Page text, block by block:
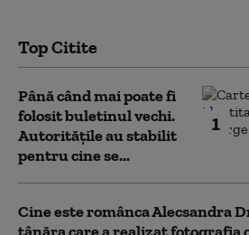
Top Citite
1
Până când mai poate fi
folosit buletinul vechi.
Autoritățile au stabilit
pentru cine se...
Cine este românca Alecsandra
tânăra care a realizat fotografia